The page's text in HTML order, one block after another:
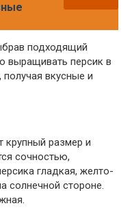
подходящий
выращивать персик в
получая вкусные и
крупный размер и
сочностью,
гладкая, желто-
солнечной стороне.